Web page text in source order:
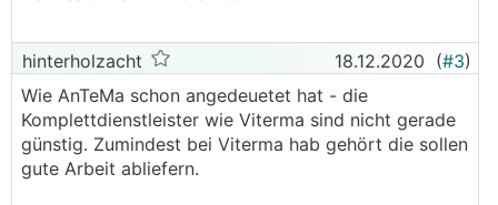
hinterholzacht 18.12.2020 (#3)
Wie AnTeMa schon angedeuetet hat - die
Komplettdienstleister wie Viterma sind nicht gerade
günstig. Zumindest bei Viterma hab gehört die sollen
gute Arbeit abliefern.